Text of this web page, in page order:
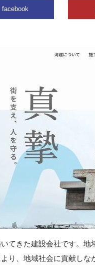
facebook
てきた建設会社です。
り、地域社会に貢献し